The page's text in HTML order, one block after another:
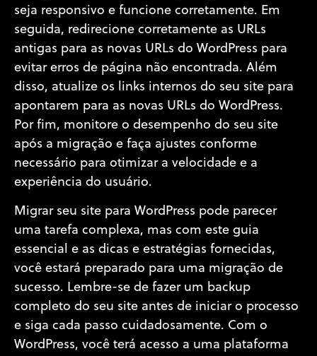
seja responsivo e funcione corretamente. Em
seguida, redirecione corretamente as URLs
antigas para as novas URLs do WordPress para
evitar erros de página não encontrada. Além
disso, atualize os links internos do seu site para
apontarem para as novas URLs do WordPress.
Por fim, monitore o desempenho do seu site
após a migração e faça ajustes conforme
necessário para otimizar a velocidade e a
experiência do usuário.
Migrar seu site para WordPress pode parecer
uma tarefa complexa, mas com este guia
essencial e as dicas e estratégias fornecidas,
você estará preparado para uma migração de
sucesso. Lembre-se de fazer um backup
completo do seu site antes de iniciar o processo
e siga cada passo cuidadosamente. Com o
WordPress, você terá acesso a uma plataforma